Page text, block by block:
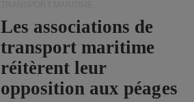
Les associations de
transport maritime
réitèrent leur
opposition aux péages